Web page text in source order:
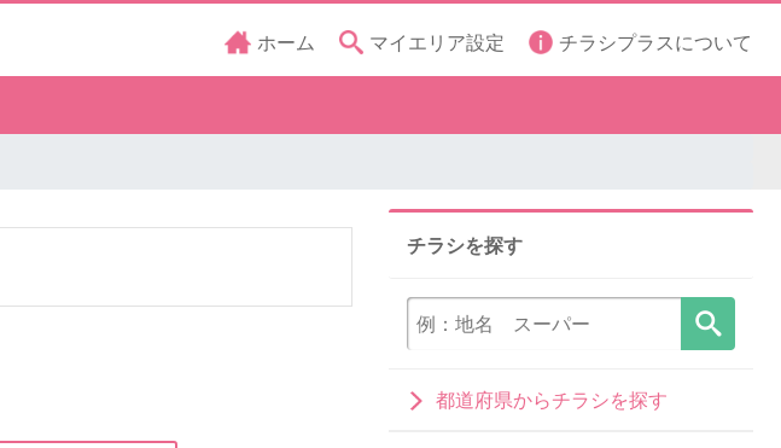
ホーム マイエリア設定 チラシプラスについて
チラシを探す
都道府県からチラシを探す